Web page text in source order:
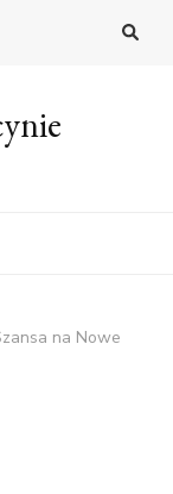
na Nowe